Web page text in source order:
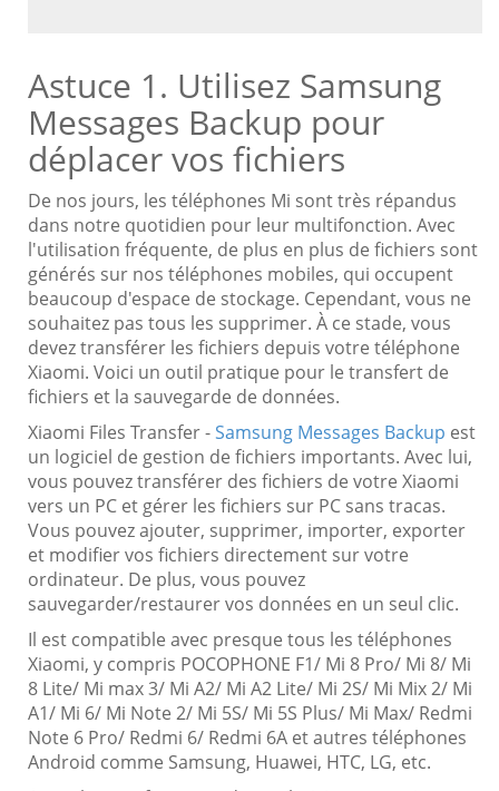
Astuce 1. Utilisez Samsung
Messages Backup pour
déplacer vos fichiers
De nos jours, les téléphones Mi sont très répandus
dans notre quotidien pour leur multifonction. Avec
l'utilisation fréquente, de plus en plus de fichiers sont
générés sur nos téléphones mobiles, qui occupent
beaucoup d'espace de stockage. Cependant, vous ne
souhaitez pas tous les supprimer. À ce stade, vous
devez transférer les fichiers depuis votre téléphone
Xiaomi. Voici un outil pratique pour le transfert de
fichiers et la sauvegarde de données.
Xiaomi Files Transfer -Samsung Messages Backup est
un logiciel de gestion de fichiers importants. Avec lui,
vous pouvez transférer des fichiers de votre Xiaomi
vers un PC et gérer les fichiers sur PC sans tracas.
Vous pouvez ajouter, supprimer, importer, exporter
et modifier vos fichiers directement sur votre
ordinateur. De plus, vous pouvez
sauvegarder/restaurer vos données en un seul clic.
Il est compatible avec presque tous les téléphones
Xiaomi, y compris POCOPHONE F1/ Mi 8 Pro/ Mi 8/ Mi
8 Lite/ Mi max 3/ Mi A2/ Mi A2 Lite/ Mi 2S/ Mi Mix 2/ Mi
A1/ Mi 6/ Mi Note 2/ Mi 5S/ Mi 5S Plus/ Mi Max/ Redmi
Note 6 Pro/ Redmi 6/ Redmi 6A et autres téléphones
Android comme Samsung, Huawei, HTC, LG, etc.